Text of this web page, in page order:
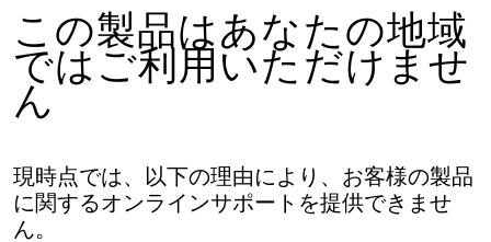
この製品はあなたの地域
ではご利用いただけませ
ん
現時点では、以下の理由により、お客様の製品
に関するオンラインサポートを提供できませ
ん。